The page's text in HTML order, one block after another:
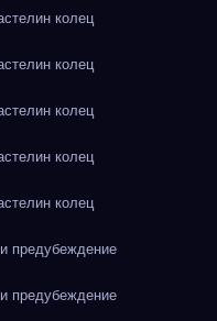
колец
колец
колец
колец
колец
предубеждение
предубеждение